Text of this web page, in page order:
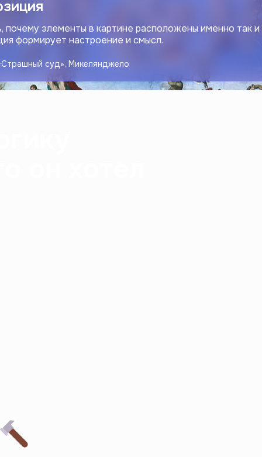
почему элементы в картине расположены именно так и
формирует настроение и смысл.
суд», Микелянджело